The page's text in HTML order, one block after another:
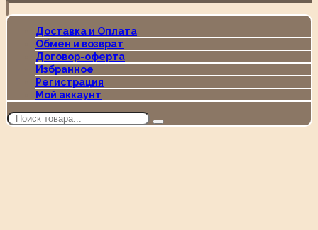
Доставка и Оплата
Обмен и возврат
Договор-оферта
Избранное
Регистрация
Мой аккаунт